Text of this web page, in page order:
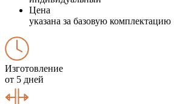
Цена
указана за базовую комплектацию
Изготовление
от 5 дней